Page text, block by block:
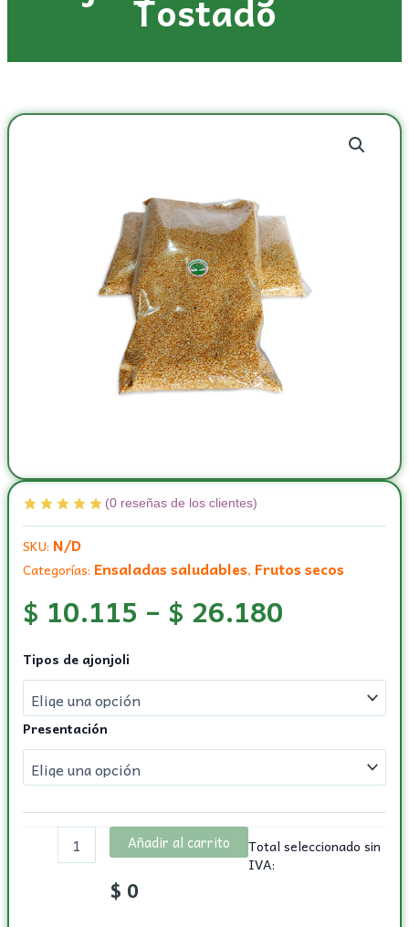
(0reseñas de los clientes)
SKU: N/D
Categorías: Ensaladas saludables, Frutos secos
$ 10.115 – $ 26.180
Tipos de ajonjoli
Presentación
Ajonjolí
negro
tostado
cantidad
Añadir al carrito
Total seleccionado sin
IVA:
$ 0